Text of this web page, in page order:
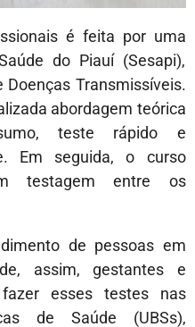
é feita por uma
do Piauí (Sesapi),
Doenças Transmissíveis.
abordagem teórica
teste rápido e
Em seguida, o curso
testagem entre os
de pessoas em
assim, gestantes e
esses testes nas
de Saúde (UBSs),